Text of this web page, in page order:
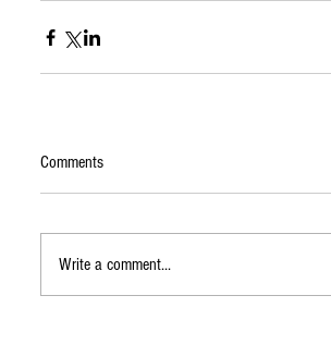
Comments
Write a comment...